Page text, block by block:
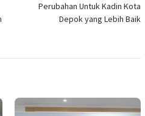
Perubahan Untuk Kadin Kota
Depok yang Lebih Baik